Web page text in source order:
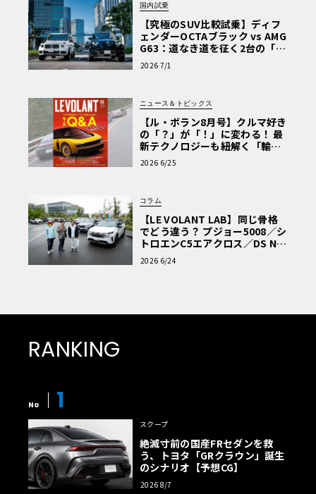
国内試乗
【究極のSUV比較試乗】ディフ
ェンダーOCTAブラック vs AMG
G63：道なき道を征く2台の「対
極的アプローチ」
2026 7/1
ニュース＆トピックス
【ル・ボラン8月号】クルマ好き
の「？」が「！」に変わる！ 最
新テクノロジーも紐解く「輸入
車Q&A」
2026 6/25
コラム
【LE VOLANT LAB】同じ骨格
でどう違う？ プジョー5008／シ
トロエンC5エアクロス／DS Nº4
読者一気乗りレポート
2026 6/24
RANKING
No 1
スクープ
絶滅寸前の国産FRセダンを救
う、トヨタ「GRクラウン」誕生
のシナリオ【予想CG】
2026 8/7